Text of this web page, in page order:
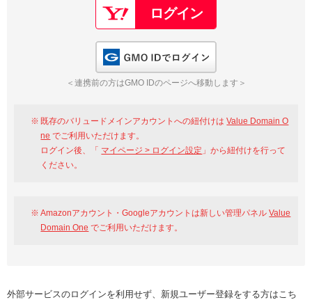
Google
GMO ID Amazon
※AmazonはValue Domain Oneのログイン画面へ遷移します
以下でも登録可能
Google Yahoo!
GMO ID
＜連携前の方はGMO IDのページへ移動します＞
既存のバリュードメインアカウントへの紐付けはValue Domain O
ne でご利用いただけます。
ログイン後、「 マイページ > ログイン設定 」から紐付けを行って
ください。
Amazonアカウント・Googleアカウントは新しい管理パネルValue
Domain One でご利用いただけます。
外部サービスのログインを利用せず、新規ユーザー登録をする方はこち